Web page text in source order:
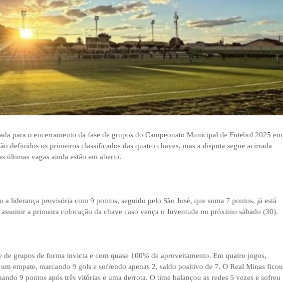
para o encerramento da fase de grupos do Campeonato Municipal de Futebol 2025 em
definidos os primeiros classificados das quatro chaves, mas a disputa segue acirrada
últimas vagas ainda estão em aberto.
a liderança provisória com 9 pontos, seguido pelo São José, que soma 7 pontos, já está
a primeira colocação da chave caso vença o Juventude no próximo sábado (30).
de grupos de forma invicta e com quase 100% de aproveitamento. Em quatro jogos,
empate, marcando 9 gols e sofrendo apenas 2, saldo positivo de 7. O Real Minas ficou
9 pontos após três vitórias e uma derrota. O time balançou as redes 5 vezes e sofreu